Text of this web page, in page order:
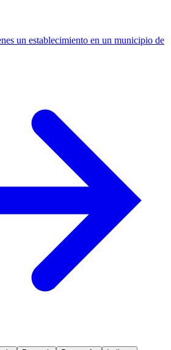
un establecimiento en un municipio de